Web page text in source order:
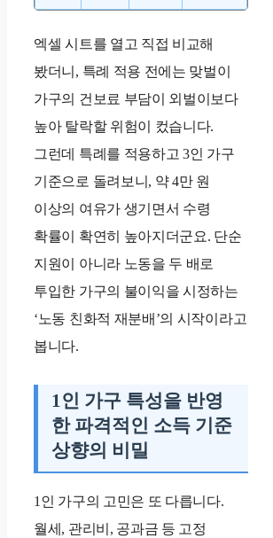
엑셀 시트를 열고 직접 비교해
봤더니, 특례 적용 전에는 맞벌이
가구의 건보료 부담이 외벌이보다
높아 탈락할 위험이 컸습니다.
그런데 특례를 적용하고 3인 가구
기준으로 돌려보니, 약 4만 원
이상의 여유가 생기면서 수령
확률이 확연히 높아지더군요. 단순
지원이 아니라 노동을 두 배로
투입한 가구의 불이익을 시정하는
‘노동 친화적 재분배’의 시작이라고
봅니다.
1인 가구 특성을 반영
한 파격적인 소득 기준
상향의 비밀
1인 가구의 고민은 또 다릅니다.
월세, 관리비, 공과금 등 고정